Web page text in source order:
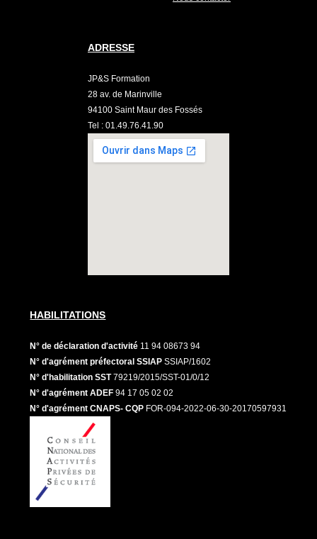
ADRESSE
JP&S Formation
28 av. de Marinville
94100 Saint Maur des Fossés
Tel : 01.49.76.41.90
HABILITATIONS
N° de déclaration d'activité 11 94 08673 94
N° d'agrément préfectoral SSIAP SSIAP/1602
N° d'habilitation SST79219/2015/SST-01/0/12
N° d'agrément ADEF 94 17 05 02 02
N° d'agrément CNAPS- CQP FOR-094-2022-06-30-20170597931